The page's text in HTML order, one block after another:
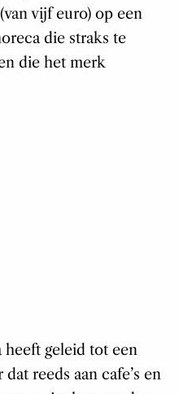
vijf euro) op een
die straks te
die het merk
heeft geleid tot een
reeds aan cafe’s en